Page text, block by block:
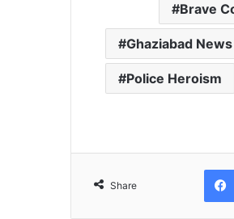
Brave
Ghaziabad News
Police Heroism
Share